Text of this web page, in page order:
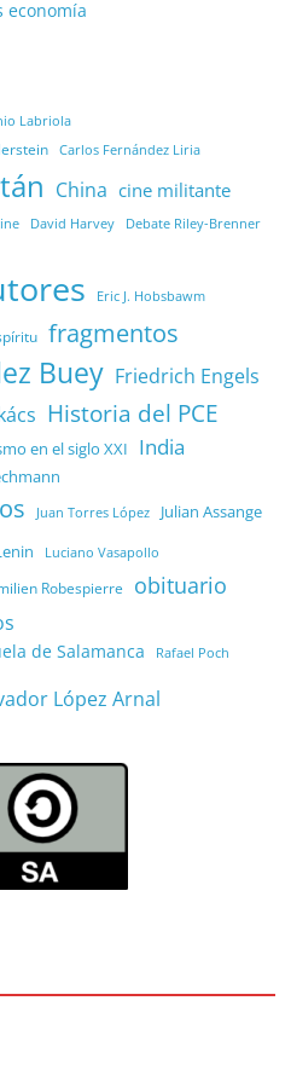
economía
Labriola
Carlos Fernández Liria
China cine militante
David Harvey Debate Riley-Brenner
Eric J. Hobsbawm
fragmentos
Buey Friedrich Engels
Historia del PCE
en el siglo XXI India
Juan Torres López Julian Assange
Luciano Vasapollo
Robespierre
obituario
de Salamanca Rafael Poch
López Arnal